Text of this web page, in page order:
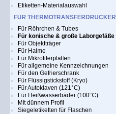
Etiketten-Materialauswahl
FÜR THERMOTRANSFERDRUCKER
Für Röhrchen & Tubes
Für konische & große Laborgefäße
Für Objektträger
Für Halme
Für Mikrotiterplatten
Für allgemeine Kennzeichnungen
Für den Gefrierschrank
Für Flüssigstickstoff (Kryo)
Für Autoklaven (121°C)
Für Heißwasserbäder (100°C)
Mit dünnem Profil
Siegeletiketten für Flaschen